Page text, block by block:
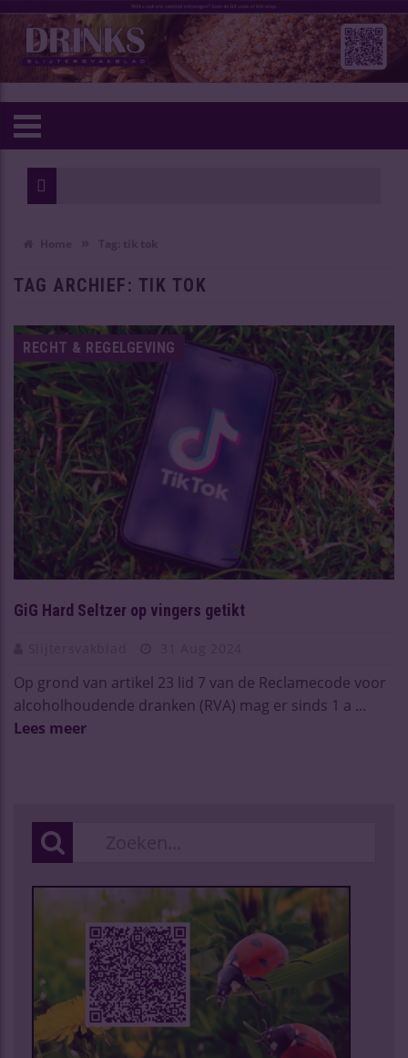
TAG ARCHIEF: TIK TOK
RECHT & REGELGEVING
GiG Hard Seltzer op vingers getikt
Op grond van artikel 23 lid 7 van de Reclamecode voor
alcoholhoudende dranken (RVA) mag er sinds 1 a ...
Lees meer